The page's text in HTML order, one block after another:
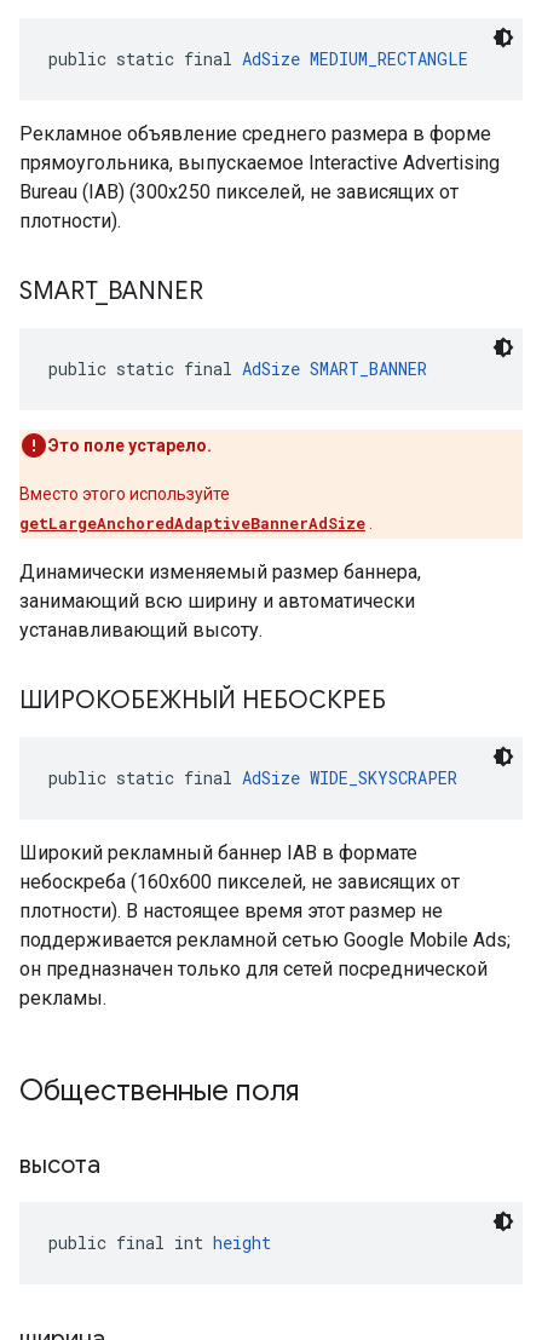
public static final AdSize MEDIUM_RECTANGLE
Рекламное объявление среднего размера в форме
прямоугольника, выпускаемое Interactive Advertising
Bureau (IAB) (300x250 пикселей, не зависящих от
плотности).
SMART_ BANNER
public static final AdSize SMART_BANNER
Это поле устарело.
Вместо этого используйте
getLargeAnchoredAdaptiveBannerAdSize
Динамически изменяемый размер баннера,
занимающий всю ширину и автоматически
устанавливающий высоту.
ШИРОКОБЕЖНЫЙ НЕБОСКРЕБ
public static final AdSize WIDE_SKYSCRAPER
Широкий рекламный баннер IAB в формате
небоскреба (160x600 пикселей, не зависящих от
плотности). В настоящее время этот размер не
поддерживается рекламной сетью Google Mobile Ads;
он предназначен только для сетей посреднической
рекламы.
Общественные поля
высота
public final int height